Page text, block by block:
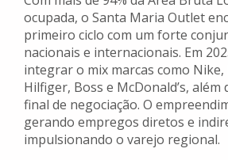
ocupada, o Santa Maria Outlet
primeiro ciclo com um forte
nacionais e internacionais. Em
integrar o mix marcas como Nike,
Hilfiger, Boss e McDonald’s,
final de negociação. O
gerando empregos diretos e
impulsionando o varejo regional.